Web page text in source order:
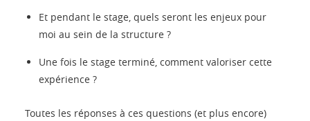
Et pendant le stage, quels seront les enjeux pour
moi au sein de la structure ?
Une fois le stage terminé, comment valoriser cette
expérience ?
Toutes les réponses à ces questions (et plus encore)